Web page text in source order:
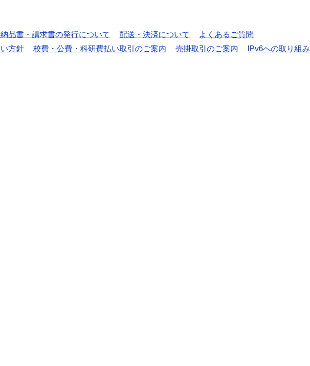
品書・請求書の発行について 配送・決済について
よくあるご質問
方針 校費・公費・科研費払い取引のご案内 売掛取引のご案内
IPv6への取り組み